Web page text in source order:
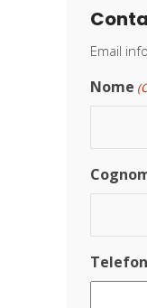
Email
Nome